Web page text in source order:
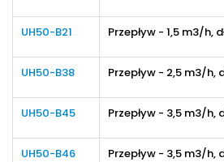
UH50-B21 Przepływ - 1,5 m3/h,
UH50-B38 Przepływ - 2,5 m3/h,
UH50-B45 Przepływ - 3,5 m3/h,
UH50-B46 Przepływ - 3,5 m3/h,